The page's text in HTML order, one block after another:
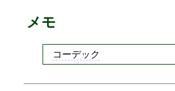
メモ
コーデック